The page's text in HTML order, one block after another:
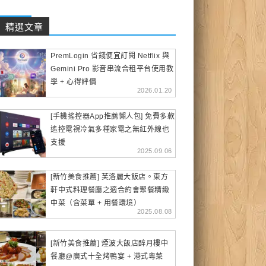
精選文章
PremLogin 省錢便宜訂閱 Netflix 與
Gemini Pro 影音串流合租平台使用教
學 + 心得評價
2026.01.20
[手機搖控器App推薦懶人包] 免費多款
遙控電視冷氣多種家電之無紅外線也
支援
2025.09.06
[新竹美食推薦] 芙洛麗大飯店。東方
軒中式料理餐廳之適合約會聚餐精緻
中菜（含菜單 + 用餐環境）
2025.08.08
[新竹美食推薦] 煙波大飯店醉月樓中
餐廳@廣式十全烤鴨宴 + 港式粵菜